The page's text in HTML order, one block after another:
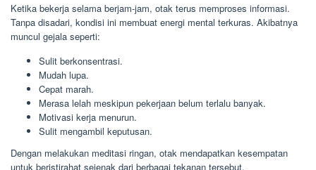
Ketika bekerja selama berjam-jam, otak terus memproses informasi.
Tanpa disadari, kondisi ini membuat energi mental terkuras. Akibatnya
muncul gejala seperti:
Sulit berkonsentrasi.
Mudah lupa.
Cepat marah.
Merasa lelah meskipun pekerjaan belum terlalu banyak.
Motivasi kerja menurun.
Sulit mengambil keputusan.
Dengan melakukan meditasi ringan, otak mendapatkan kesempatan
untuk beristirahat sejenak dari berbagai tekanan tersebut.